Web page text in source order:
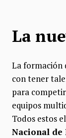
La
La formación
con tener
para
equipos
Todos estos
Nacional de